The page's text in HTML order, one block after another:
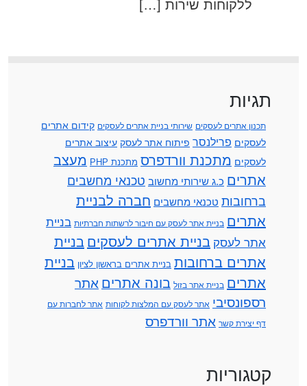
ללקוחות שירות […]
תגיות
תכנון אתרים לעסקים שירותי בניית אתרים לעסקים קידום אתרים
לעסקים פרילנסר פיתוח אתר לעסק עיצוב אתרים
לעסקים מתכנת וורדפרס מתכנת PHP
מעצב
אתרים כ.ג שירותי מחשוב טכנאי מחשבים
ברחובות טכנאי מחשבים חברה לבניית
אתרים בניית אתר לעסק עם חיבור לרשתות חברתיות בניית
אתר לעסק בניית אתרים לעסקים בניית
אתרים ברחובות בניית אתרים בראשון לציון בניית
אתרים בניית אתר בזול בונה אתרים אתר
רספונסיבי אתר לעסק עם המלצות לקוחות אתר לחברות עם
דף יצירת קשר אתר וורדפרס
קטגוריות